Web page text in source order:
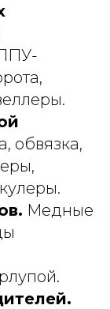
обвязка,
Медные